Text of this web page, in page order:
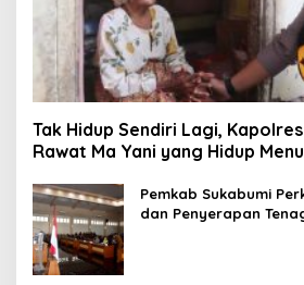
Tak Hidup Sendiri Lagi,
Rawat Ma Yani yang Hidup
Pemkab Sukabumi
dan Penyerapan